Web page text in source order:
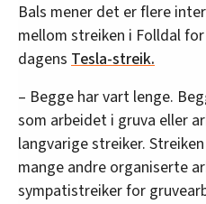
Bals mener det er flere
mellom streiken i Folldal
dagens Tesla-streik.
– Begge har vart lenge.
som arbeidet i gruva eller
langvarige streiker.
mange andre organiserte
sympatistreiker for